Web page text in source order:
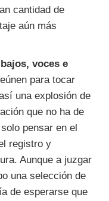
cantidad de
aún más
voces e
para tocar
una explosión de
que no ha de
pensar en el
registro y
Aunque a juzgar
una selección de
de esperarse que